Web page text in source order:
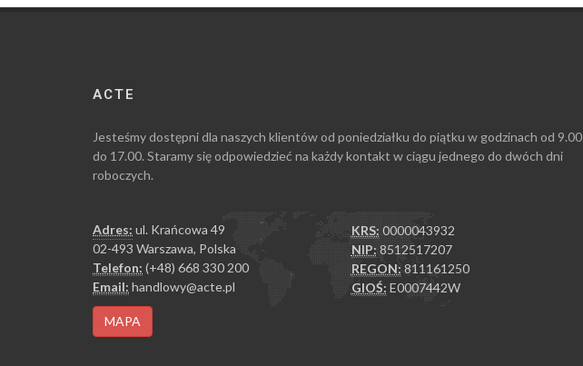
ACTE
Jesteśmy dostępni dla naszych klientów od poniedziałku do piątku w godzinach od 9.00
do 17.00. Staramy się odpowiedzieć na każdy kontakt w ciągu jednego do dwóch dni
roboczych.
Adres: ul. Krańcowa 49
02-493 Warszawa, Polska
Telefon: (+48) 668 330 200
Email: handlowy@acte.pl
KRS: 0000043932
NIP: 8512517207
REGON: 811161250
GIOŚ: E0007442W
MAPA